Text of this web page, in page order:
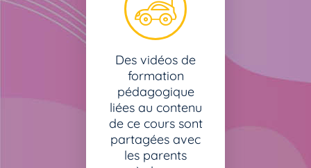
Des vidéos de
formation
pédagogique
liées au contenu
de ce cours sont
partagées avec
les parents